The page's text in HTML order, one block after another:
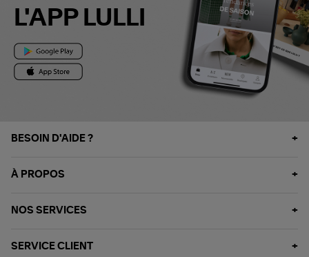
L'APP LULLI
BESOIN D'AIDE ?
À PROPOS
NOS SERVICES
SERVICE CLIENT